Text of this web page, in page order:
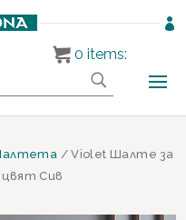

/ Violet Шалте за
цвят Сив
0 items: